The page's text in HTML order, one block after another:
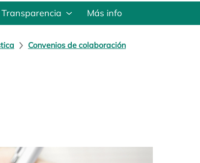
Transparencia Más info
Convenios de colaboración